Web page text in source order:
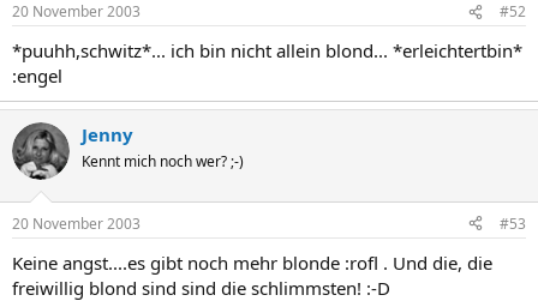
20 November 2003 #52
*puuhh,schwitz*... ich bin nicht allein blond... *erleichtertbin*
:engel
Jenny
Kennt mich noch wer? ;-)
20 November 2003 #53
Keine angst....es gibt noch mehr blonde :rofl . Und die, die
freiwillig blond sind sind die schlimmsten! :-D